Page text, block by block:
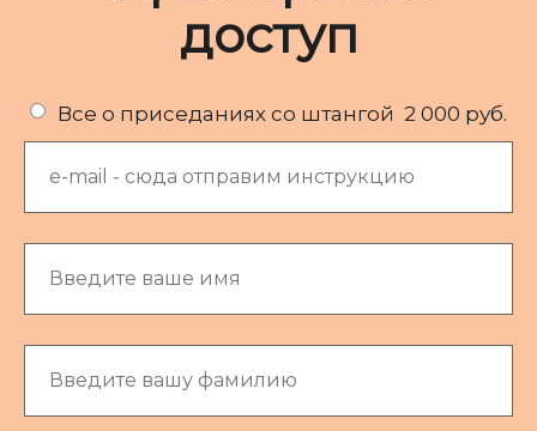
доступ
Все о приседаниях со штангой 2 000 руб.